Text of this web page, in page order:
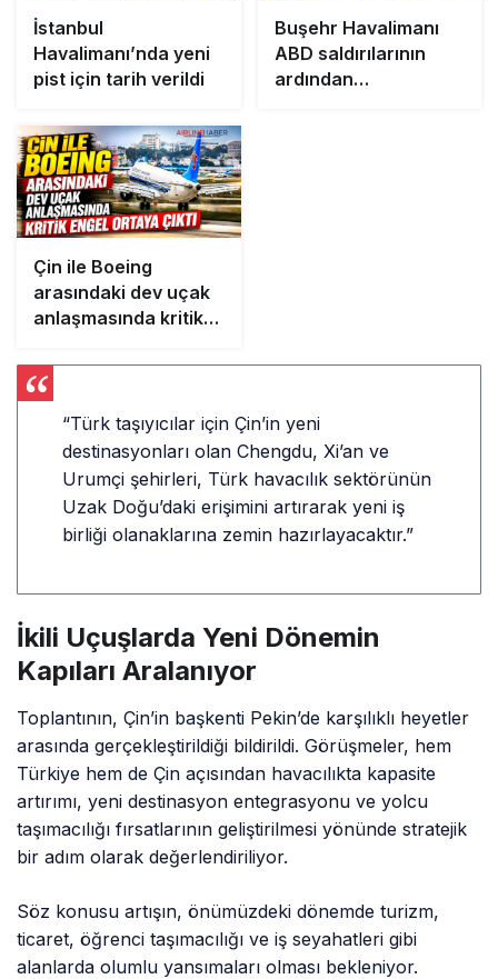
İstanbul
Havalimanı’nda yeni
pist için tarih verildi
Buşehr Havalimanı
ABD saldırılarının
ardından
Çin ile Boeing
arasındaki dev uçak
anlaşmasında kritik
“Türk taşıyıcılar için Çin’in yeni
destinasyonları olan Chengdu, Xi’an ve
Urumçi şehirleri, Türk havacılık sektörünün
Uzak Doğu’daki erişimini artırarak yeni iş
birliği olanaklarına zemin hazırlayacaktır.”
İkili Uçuşlarda Yeni Dönemin
Kapıları Aralanıyor
Toplantının, Çin’in başkenti Pekin’de karşılıklı heyetler
arasında gerçekleştirildiği bildirildi. Görüşmeler, hem
Türkiye hem de Çin açısından havacılıkta kapasite
artırımı, yeni destinasyon entegrasyonu ve yolcu
taşımacılığı fırsatlarının geliştirilmesi yönünde stratejik
bir adım olarak değerlendiriliyor.
Söz konusu artışın, önümüzdeki dönemde turizm,
ticaret, öğrenci taşımacılığı ve iş seyahatleri gibi
alanlarda olumlu yansımaları olması bekleniyor.